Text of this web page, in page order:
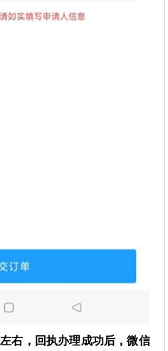
右，回执办理成功后，微信